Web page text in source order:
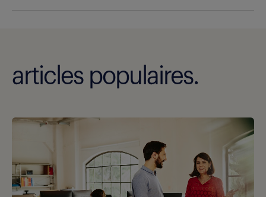
articles populaires.